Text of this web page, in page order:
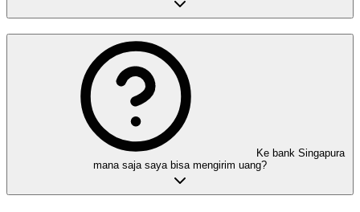
Ke bank Singapura
mana saja saya bisa mengirim uang?